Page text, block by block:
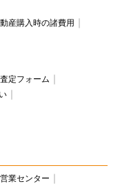
産購入時の諸費用
定フォーム
業センター